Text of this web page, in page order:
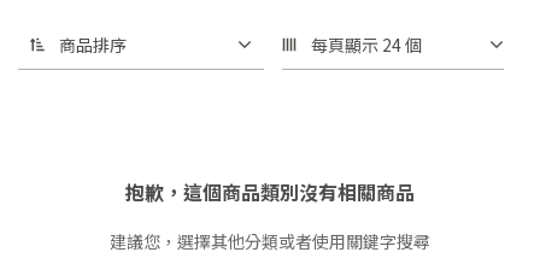
商品排序 每頁顯示 24 個
抱歉，這個商品類別沒有相關商品
建議您，選擇其他分類或者使用關鍵字搜尋